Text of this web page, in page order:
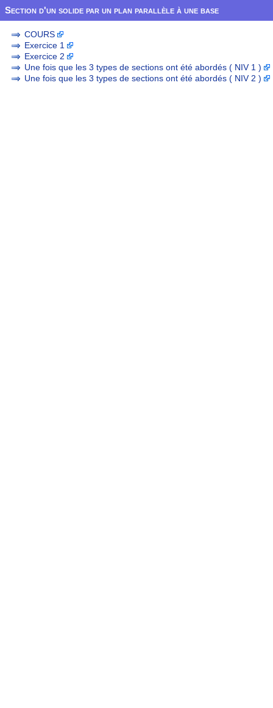
Section d'un solide par un plan parallèle à une base
COURS
Exercice 1
Exercice 2
Une fois que les 3 types de sections ont été abordés ( NIV 1 )
Une fois que les 3 types de sections ont été abordés ( NIV 2 )